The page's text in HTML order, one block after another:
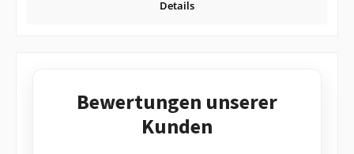
Details
Bewertungen unserer
Kunden